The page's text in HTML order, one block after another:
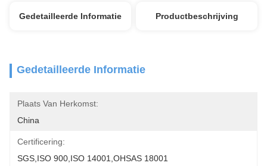
Gedetailleerde Informatie Productbeschrijving
Gedetailleerde Informatie
Plaats Van Herkomst:
China
Certificering:
SGS,ISO 900,ISO 14001,OHSAS 18001